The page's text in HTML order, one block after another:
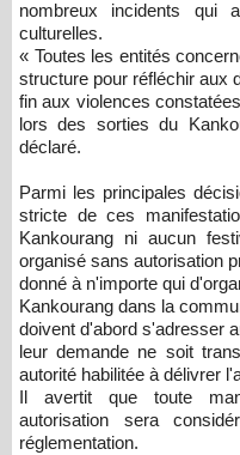
nombreux incidents qui
culturelles.
« Toutes les entités
structure pour réfléchir aux
fin aux violences
lors des sorties du
déclaré.
Parmi les principales
stricte de ces
Kankourang ni aucun
organisé sans autorisation
donné à n'importe qui
Kankourang dans la
doivent d'abord s'adresser
leur demande ne soit
autorité habilitée à délivrer
Il avertit que toute
autorisation sera
réglementation.